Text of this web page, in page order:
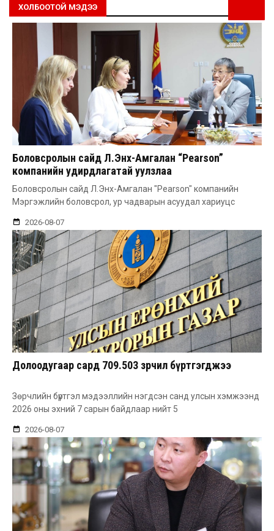
ХОЛБООТОЙ МЭДЭЭ
Боловсролын сайд Л.Энх-Амгалан “Pearson”
компанийн удирдлагатай уулзлаа
Боловсролын сайд Л.Энх-Амгалан "Pearson" компанийн
Мэргэжлийн боловсрол, ур чадварын асуудал хариуцс
2026-08-07
Долоодугаар сард 709.503 зөрчил бүртгэгджээ
Зөрчлийн бүртгэл мэдээллийн нэгдсэн санд улсын хэмжээнд
2026 оны эхний 7 сарын байдлаар нийт 5
2026-08-07